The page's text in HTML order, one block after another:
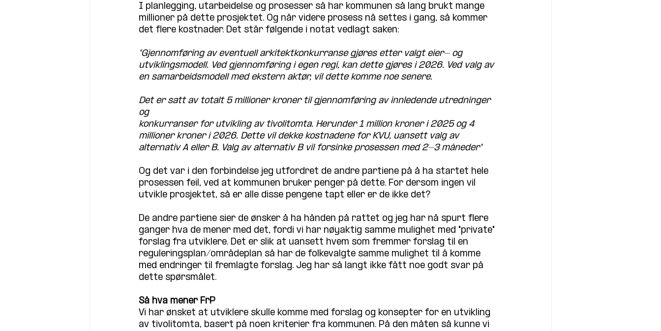
I planlegging, utarbeidelse og prosesser så har kommunen så lang brukt mange
millioner på dette prosjektet. Og når videre prosess nå settes i gang, så kommer
det flere kostnader. Det står følgende i notat vedlagt saken:
"Gjennomføring av eventuell arkitektkonkurranse gjøres etter valgt eier- og
utviklingsmodell. Ved gjennomføring i egen regi, kan dette gjøres i 2026. Ved valg av
en samarbeidsmodell med ekstern aktør, vil dette komme noe senere.
Det er satt av totalt 5 millioner kroner til gjennomføring av innledende utredninger
og
konkurranser for utvikling av tivolitomta. Herunder 1 million kroner i 2025 og 4
millioner kroner i 2026. Dette vil dekke kostnadene for KVU, uansett valg av
alternativ A eller B. Valg av alternativ B vil forsinke prosessen med 2-3 måneder"
Og det var i den forbindelse jeg utfordret de andre partiene på å ha startet hele
prosessen feil, ved at kommunen bruker penger på dette. For dersom ingen vil
utvikle prosjektet, så er alle disse pengene tapt eller er de ikke det?
De andre partiene sier de ønsker å ha hånden på rattet og jeg har nå spurt flere
ganger hva de mener med det, fordi vi har nøyaktig samme mulighet med "private"
forslag fra utviklere. Det er slik at uansett hvem som fremmer forslag til en
reguleringsplan/områdeplan så har de folkevalgte samme mulighet til å komme
med endringer til fremlagte forslag. Jeg har så langt ikke fått noe godt svar på
dette spørsmålet.
Så hva mener FrP
Vi har ønsket at utviklere skulle komme med forslag og konsepter for en utvikling
av tivolitomta, basert på noen kriterier fra kommunen. På den måten så kunne vi